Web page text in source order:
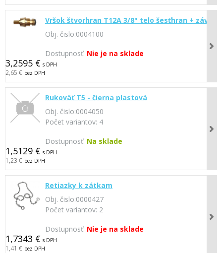
Vršok štvorhran T12A 3/8" telo šesťhran + závit
Obj. čislo:0004100
Dostupnosť: Nie je na sklade
3,2595 € s DPH
2,65 € bez DPH
Rukoväť T5 - čierna plastová
Obj. čislo:0004050
Počet variantov: 4
Dostupnosť: Na sklade
1,5129 € s DPH
1,23 € bez DPH
Retiazky k zátkam
Obj. čislo:0000427
Počet variantov: 2
Dostupnosť: Nie je na sklade
1,7343 € s DPH
1,41 € bez DPH